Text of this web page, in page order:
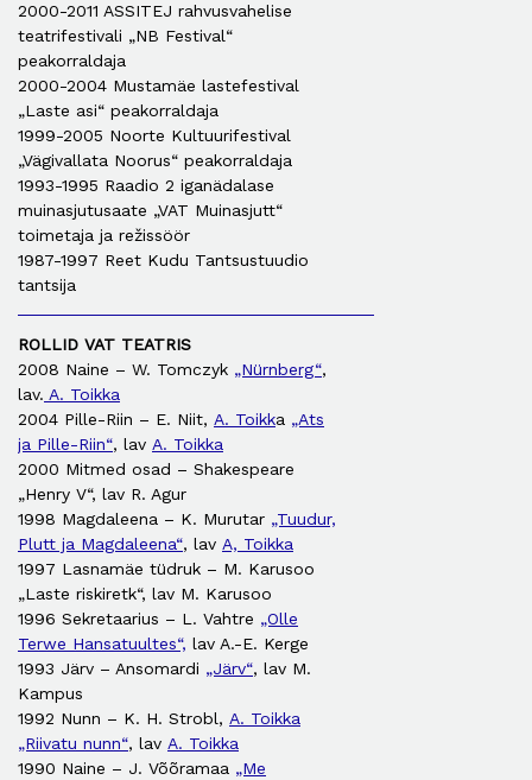
2000-2011 ASSITEJ rahvusvahelise
teatrifestivali „NB Festival“
peakorraldaja
2000-2004 Mustamäe lastefestival
„Laste asi“ peakorraldaja
1999-2005 Noorte Kultuurifestival
„Vägivallata Noorus“ peakorraldaja
1993-1995 Raadio 2 iganädalase
muinasjutusaate „VAT Muinasjutt“
toimetaja ja režissöör
1987-1997 Reet Kudu Tantsustuudio
tantsija
ROLLID VAT TEATRIS
2008 Naine – W. Tomczyk „Nürnberg“,
lav. A. Toikka
2004 Pille-Riin – E. Niit, A. Toikka „Ats
ja Pille-Riin“, lav A. Toikka
2000 Mitmed osad – Shakespeare
„Henry V“, lav R. Agur
1998 Magdaleena – K. Murutar „Tuudur,
Plutt ja Magdaleena“, lav A, Toikka
1997 Lasnamäe tüdruk – M. Karusoo
„Laste riskiretk“, lav M. Karusoo
1996 Sekretaarius – L. Vahtre „Olle
Terwe Hansatuultes“, lav A.-E. Kerge
1993 Järv – Ansomardi „Järv“, lav M.
Kampus
1992 Nunn – K. H. Strobl, A. Toikka
„Riivatu nunn“, lav A. Toikka
1990 Naine – J. Võõramaa „Me